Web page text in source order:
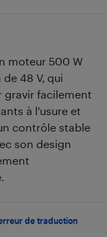
moteur 500 W
de 48 V, qui
gravir facilement
à l'usure et
contrôle stable
son design
de traduction